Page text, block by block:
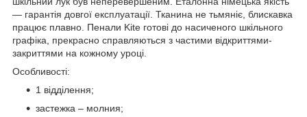
— гарантія довгої експлуатації. Тканина не тьмяніє, блискавка
працює плавно. Пенали Kite готові до насиченого шкільного
графіка, прекрасно справляються з частими відкриттями-
закриттями на кожному уроці.
Особливості:
1 відділення;
застежка – молния;